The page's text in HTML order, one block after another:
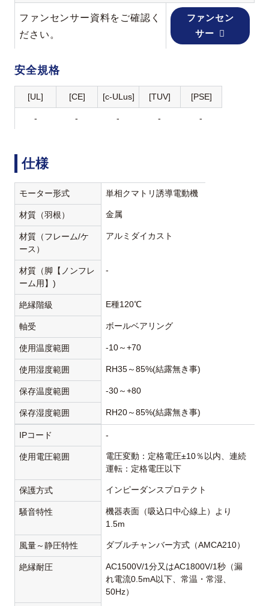
ファンセンサー資料をご確認く
ださい。
ファンセン
サー
安全規格
[UL] [CE] [c-ULus] [TUV] [PSE]
- - - - -
仕様
モーター形式 単相クマトリ誘導電動機
材質（羽根） 金属
材質（フレーム/ケ
ース）
アルミダイカスト
材質（脚【ノンフレ
ーム用】)
-
絶縁階級 E種120℃
軸受 ボールベアリング
使用温度範囲 -10～+70
使用湿度範囲 RH35～85%(結露無き事)
保存温度範囲 -30～+80
保存湿度範囲 RH20～85%(結露無き事)
IPコード -
使用電圧範囲
電圧変動：定格電圧±10％以内、連続
運転：定格電圧以下
保護方式 インピーダンスプロテクト
騒音特性
機器表面（吸込口中心線上）より
1.5m
風量～静圧特性 ダブルチャンバー方式（AMCA210）
絶縁耐圧
AC1500V/1分又はAC1800V/1秒（漏
れ電流0.5mA以下、常温・常湿、
50Hz）